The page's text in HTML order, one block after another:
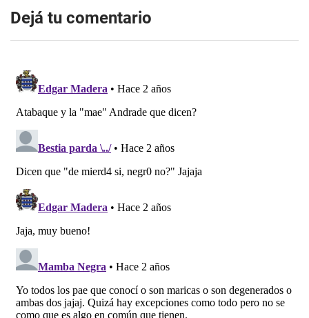
Dejá tu comentario